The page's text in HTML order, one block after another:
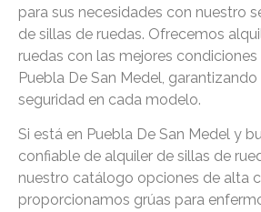
para sus necesidades con nuestro
de sillas de ruedas. Ofrecemos
ruedas con las mejores
Puebla De San Medel,
seguridad en cada modelo.
Si está en Puebla De San Medel y
confiable de alquiler de sillas de
nuestro catálogo opciones de alta
proporcionamos grúas para